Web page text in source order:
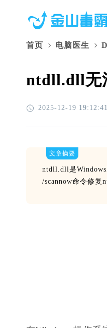
首页 电脑医生
ntdll.dll无
2025-12-19 19:12:41
文章摘要
ntdll.dll是Windows
/scannow命令修复